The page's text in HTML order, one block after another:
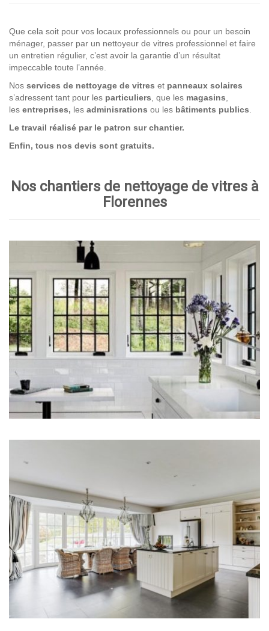
Que cela soit pour vos locaux professionnels ou pour un besoin
ménager, passer par un nettoyeur de vitres professionnel et faire
un entretien régulier, c’est avoir la garantie d’un résultat
impeccable toute l’année.
Nos services de nettoyage de vitres et panneaux solaires
s’adressent tant pour les particuliers , que les magasins
les entreprises, les adminisrations ou les bâtiments publics
Le travail réalisé par le patron sur chantier.
Enfin, tous nos devis sont gratuits.
Nos chantiers de nettoyage de vitres à
Florennes